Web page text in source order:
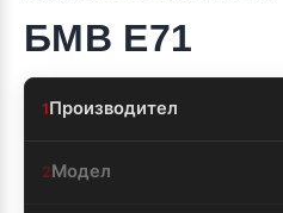
БМВ Е71
1Производител
2Модел